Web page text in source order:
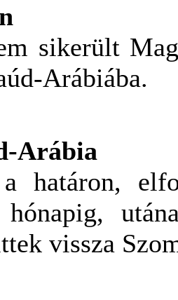
sikerült
Arábiába.
Arábia
határon,
vissza